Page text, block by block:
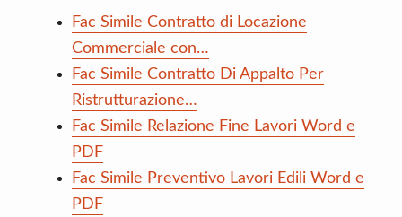
Fac Simile Contratto di Locazione
Commerciale con…
Fac Simile Contratto Di Appalto Per
Ristrutturazione…
Fac Simile Relazione Fine Lavori Word e
PDF
Fac Simile Preventivo Lavori Edili Word e
PDF